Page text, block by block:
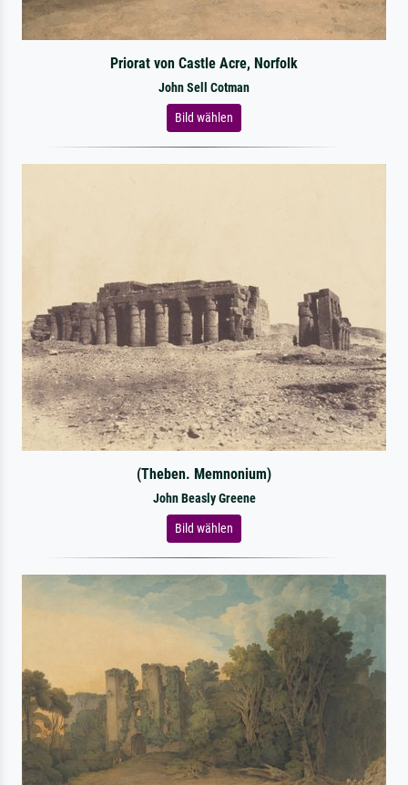
Priorat von Castle Acre, Norfolk
John Sell Cotman
Bild wählen
(Theben. Memnonium)
John Beasly Greene
Bild wählen